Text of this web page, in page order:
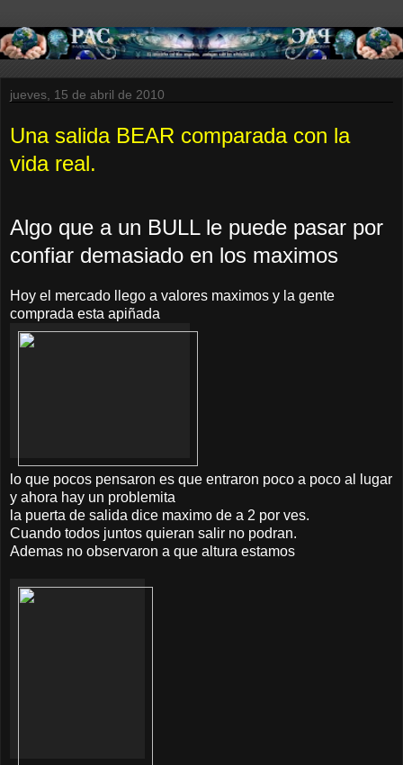
jueves, 15 de abril de 2010
Una salida BEAR comparada con la
vida real.
Algo que a un BULL le puede pasar por
confiar demasiado en los maximos
Hoy el mercado llego a valores maximos y la gente
comprada esta apiñada
lo que pocos pensaron es que entraron poco a poco al lugar
y ahora hay un problemita
la puerta de salida dice maximo de a 2 por ves.
Cuando todos juntos quieran salir no podran.
Ademas no observaron a que altura estamos